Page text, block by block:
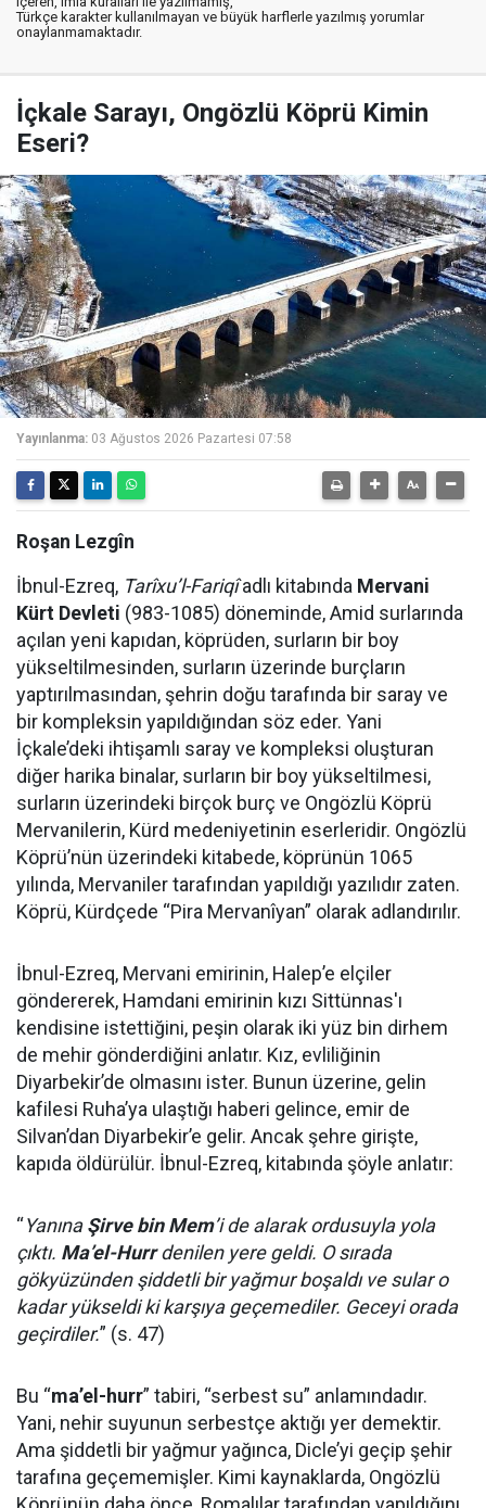
Türkçe karakter kullanılmayan ve büyük harflerle yazılmış yorumlar
onaylanmamaktadır.
İçkale Sarayı, Ongözlü Köprü Kimin
Eseri?
Yayınlanma: 03 Ağustos 2026 Pazartesi 07:58
Roşan Lezgîn
İbnul-Ezreq, Tarîxu’l-Fariqîadlı kitabında Mervani
Kürt Devleti (983-1085) döneminde, Amid surlarında
açılan yeni kapıdan, köprüden, surların bir boy
yükseltilmesinden, surların üzerinde burçların
yaptırılmasından, şehrin doğu tarafında bir saray ve
bir kompleksin yapıldığından söz eder. Yani
İçkale’deki ihtişamlı saray ve kompleksi oluşturan
diğer harika binalar, surların bir boy yükseltilmesi,
surların üzerindeki birçok burç ve Ongözlü Köprü
Mervanilerin, Kürd medeniyetinin eserleridir. Ongözlü
Köprü’nün üzerindeki kitabede, köprünün 1065
yılında, Mervaniler tarafından yapıldığı yazılıdır zaten.
Köprü, Kürdçede “Pira Mervanîyan” olarak adlandırılır.
İbnul-Ezreq, Mervani emirinin, Halep’e elçiler
göndererek, Hamdani emirinin kızı Sittünnas'ı
kendisine istettiğini, peşin olarak iki yüz bin dirhem
de mehir gönderdiğini anlatır. Kız, evliliğinin
Diyarbekir’de olmasını ister. Bunun üzerine, gelin
kafilesi Ruha’ya ulaştığı haberi gelince, emir de
Silvan’dan Diyarbekir’e gelir. Ancak şehre girişte,
kapıda öldürülür. İbnul-Ezreq, kitabında şöyle anlatır:
“YanınaŞirve bin Mem’i de alarak ordusuyla yola
çıktı. Ma’el-Hurrdenilen yere geldi. O sırada
gökyüzünden şiddetli bir yağmur boşaldı ve sular o
kadar yükseldi ki karşıya geçemediler. Geceyi orada
geçirdiler.” (s. 47)
Bu “ma’el-hurr” tabiri, “serbest su” anlamındadır.
Yani, nehir suyunun serbestçe aktığı yer demektir.
Ama şiddetli bir yağmur yağınca, Dicle’yi geçip şehir
tarafına geçememişler. Kimi kaynaklarda, Ongözlü